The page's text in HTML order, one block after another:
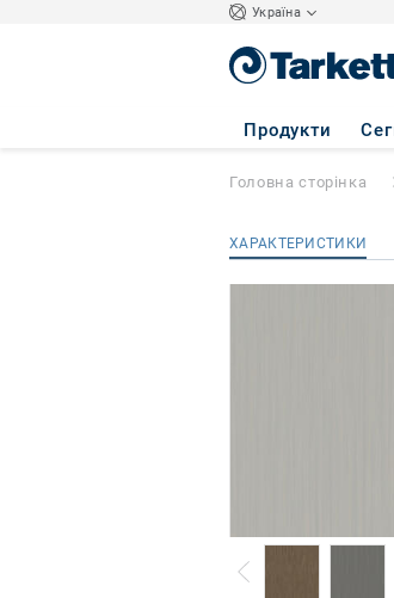
Україна
Продукти
STYLE
Головна сторінка
ХАРАКТЕРИСТИКИ